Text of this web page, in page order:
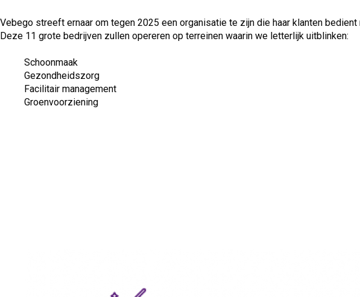
Vebego streeft ernaar om tegen 2025 een organisatie te zijn die haar klanten
Deze 11 grote bedrijven zullen opereren op terreinen waarin we letterlijk uitblinken:
Schoonmaak
Gezondheidszorg
Facilitair management
Groenvoorziening